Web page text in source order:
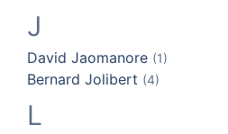
J
David Jaomanore (1)
Bernard Jolibert (4)
L